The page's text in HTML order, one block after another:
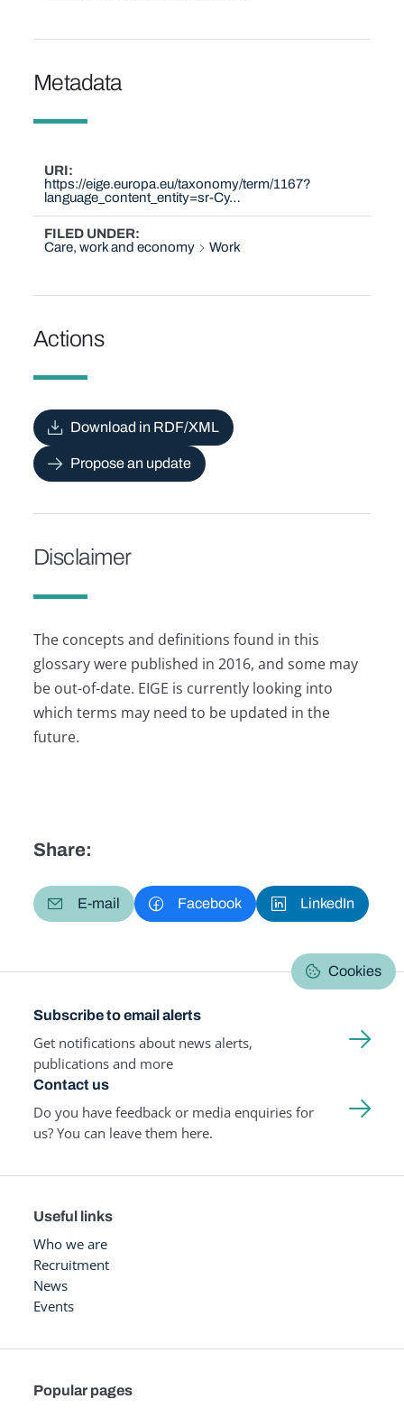
Metadata
URI
https://eige.europa.eu/taxonomy/term/1167?
language_content_entity=sr-Cy…
FILED UNDER
Care, work and economy
Work
Actions
Download in RDF/XML
Propose an update
Disclaimer
The concepts and definitions found in this
glossary were published in 2016, and some may
be out-of-date. EIGE is currently looking into
which terms may need to be updated in the
future.
Share:
E-mail Facebook LinkedIn
Cookies
Subscribe to email alerts
Get notifications about news alerts,
publications and more
Contact us
Do you have feedback or media enquiries for
us? You can leave them here.
Useful links
Who we are
Recruitment
News
Events
Popular pages